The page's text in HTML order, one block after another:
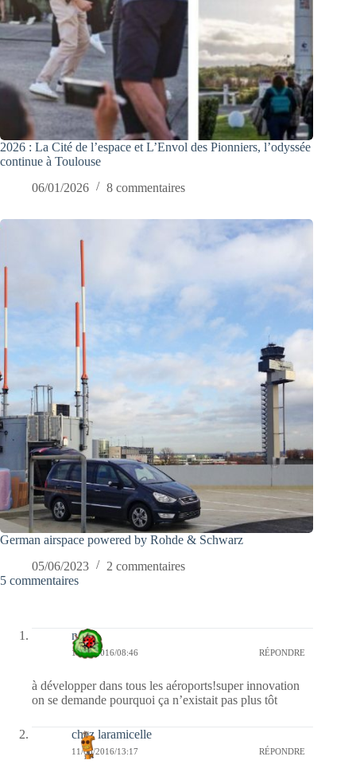
2026 : La Cité de l’espace et L’Envol des Pionniers, l’odyssée
continue à Toulouse
06/01/2026
8 commentaires
German airspace powered by Rohde & Schwarz
05/06/2023
2 commentaires
5 commentaires
nessa
12/06/2016/08:46 RÉPONDRE
à développer dans tous les aéroports!super innovation
on se demande pourquoi ça n’existait pas plus tôt
chez laramicelle
11/06/2016/13:17 RÉPONDRE